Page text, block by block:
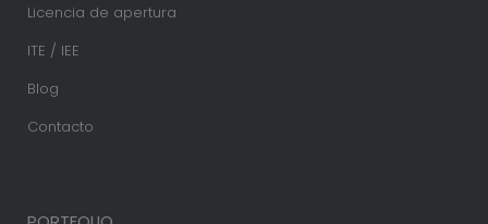
Licencia de apertura
ITE / IEE
Blog
Contacto